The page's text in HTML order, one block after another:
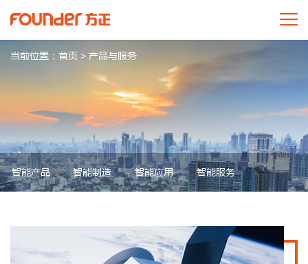
当前位置： 首页 > 产品与服务
智能产品 智能制造 智能应用 智能服务